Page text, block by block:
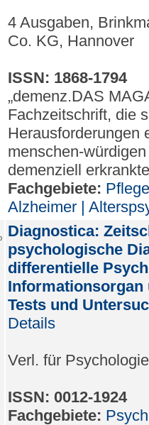
4 Ausgaben,
Co. KG, Hannover
ISSN: 1868-1794
„demenz.DAS
Fachzeitschrift, die
Herausforderungen
menschen-
demenziell
Fachgebiete: Pflege
Alzheimer |
Diagnostica:
psychologische
differentielle
Tests und
Details
Verl. für
ISSN: 0012-1924
Fachgebiete: